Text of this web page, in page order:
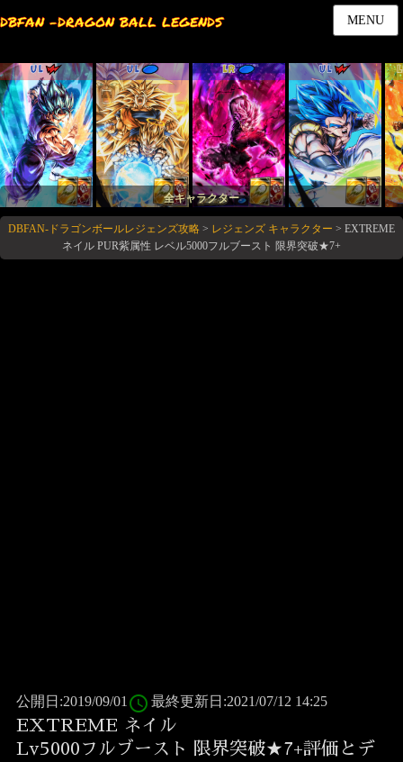
DBFAN -DRAGON BALL LEGENDS MENU
UL UL LR UL
全キャラクター
DBFAN-ドラゴンボールレジェンズ攻略 > レジェンズ キャラクター > EXTREME
ネイル PUR紫属性 レベル5000フルブースト 限界突破★7+
公開日:2019/09/01 access_time 最終更新日:2021/07/12 14:25
EXTREME ネイル
Lv5000フルブースト 限界突破★7+評価とデ